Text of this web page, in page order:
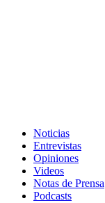
Noticias
Entrevistas
Opiniones
Videos
Notas de Prensa
Podcasts